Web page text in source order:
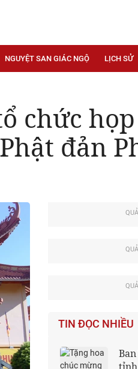
NGUYỆT SAN GIÁC NGỘ LỊCH SỬ
chức
đản
TIN ĐỌC NHIỀU